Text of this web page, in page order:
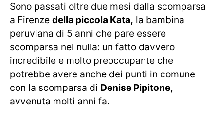
Sono passati oltre due mesi dalla scomparsa
a Firenze della piccola Kata, la bambina
peruviana di 5 anni che pare essere
scomparsa nel nulla: un fatto davvero
incredibile e molto preoccupante che
potrebbe avere anche dei punti in comune
con la scomparsa di Denise Pipitone,
avvenuta molti anni fa.